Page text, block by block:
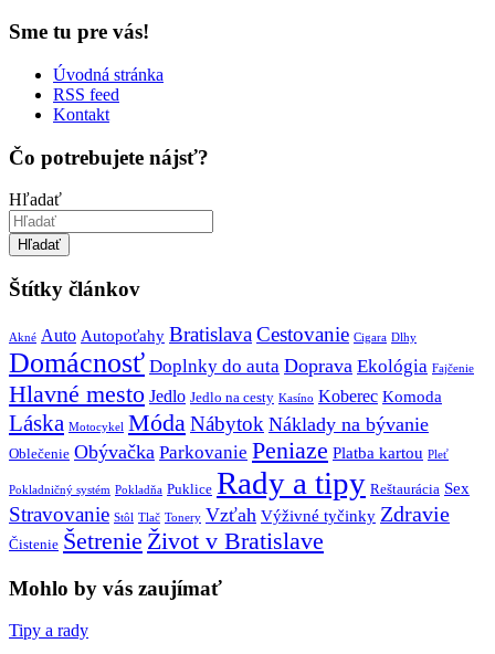
Sme tu pre vás!
Úvodná stránka
RSS feed
Kontakt
Čo potrebujete nájsť?
Hľadať
Hľadať
Štítky článkov
Akné Auto Autopoťahy BratislavaCestovanie Cigara Dlhy
Domácnosť Doplnky do auta Doprava Ekológia Fajčenie
Hlavné mesto Jedlo Jedlo na cesty Kasíno Koberec Komoda
Láska Motocykel Móda Nábytok Náklady na bývanie
Oblečenie Obývačka Parkovanie Peniaze Platba kartou Pleť
Pokladničný systém Pokladňa Puklice Rady a tipy Reštaurácia Sex
Stravovanie Stôl Tlač Tonery Vzťah Výživné tyčinky Zdravie
Čistenie Šetrenie Život v Bratislave
Mohlo by vás zaujímať
Tipy a rady